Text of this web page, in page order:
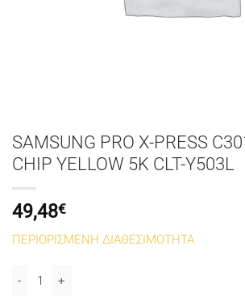
SAMSUNG PRO X-PRESS
CHIP YELLOW 5K CLT-Y503L
49,48€
ΠΕΡΙΟΡΙΣΜΕΝΗ ΔΙΑΘΕΣΙΜΟΤΗΤΑ
SAMSUNG PRO X-PRESS C3010/C3060